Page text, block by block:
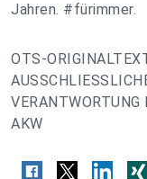
Jahren. #fürimmer.
OTS-
VERANTWORTUNG
AKW